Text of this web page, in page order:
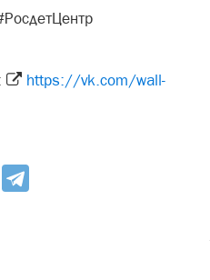
https://vk.com/wall-